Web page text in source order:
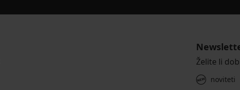
Želite li
noviteti